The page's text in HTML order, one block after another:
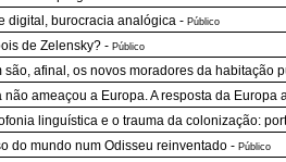
digital, burocracia analógica - Público
de Zelensky? - Público
são, afinal, os novos moradores da habitação
não ameaçou a Europa. A resposta da Europa
linguística e o trauma da colonização:
do mundo num Odisseu reinventado - Público